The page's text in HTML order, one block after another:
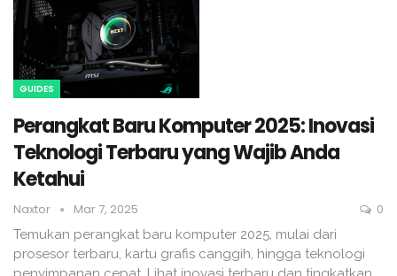
GUIDES
Perangkat Baru Komputer 2025: Inovasi
Teknologi Terbaru yang Wajib Anda
Ketahui
Naxtor Mar 7, 2025 0
Temukan perangkat baru komputer 2025, mulai dari
prosesor terbaru, kartu grafis canggih, hingga teknologi